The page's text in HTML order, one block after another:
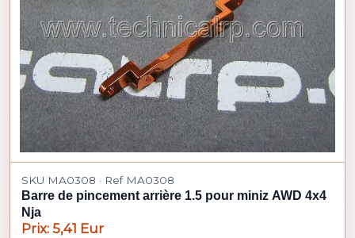
SKU MA0308 · Ref MA0308
Barre de pincement arrière 1.5 pour miniz AWD 4x4
Nja
Prix: 5,41 Eur